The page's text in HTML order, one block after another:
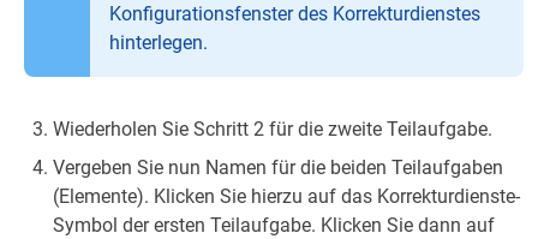
Konfigurationsfenster des Korrekturdienstes
hinterlegen.
Wiederholen Sie Schritt 2 für die zweite Teilaufgabe.
Vergeben Sie nun Namen für die beiden Teilaufgaben
(Elemente). Klicken Sie hierzu auf das Korrekturdienste-
Symbol der ersten Teilaufgabe. Klicken Sie dann auf